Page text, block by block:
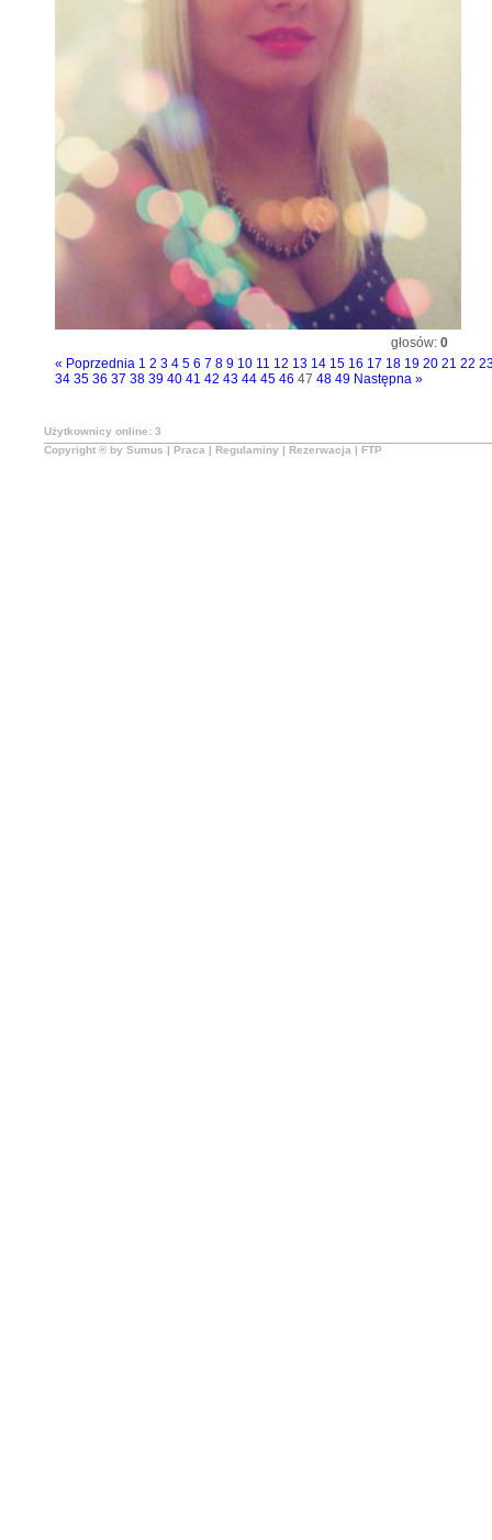
głosów: 0
« Poprzednia 1 2 3 4 5 6 7 8 9 10 11 12 13 14 15 16 17 18 19 20 21 22
34 35 36 37 38 39 40 41 42 43 44 45 46 47 48 49 Następna »
Użytkownicy online: 3
Copyright ® by Sumus | Praca | Regulaminy | Rezerwacja | FTP